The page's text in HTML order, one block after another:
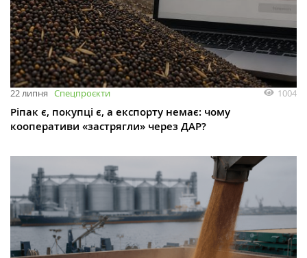
22 липня Спецпроєкти 1004
Ріпак є, покупці є, а експорту немає: чому
кооперативи «застрягли» через ДАР?